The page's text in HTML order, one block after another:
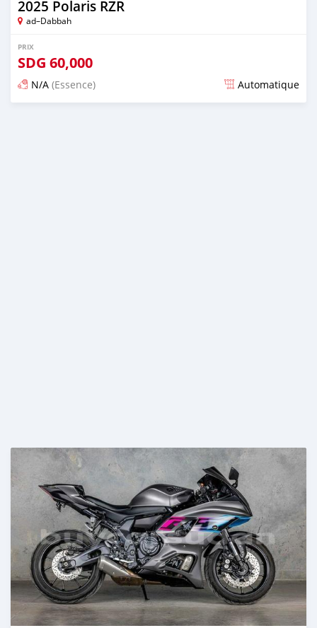
2025 Polaris RZR
ad–Dabbah
PRIX
SDG 60,000
N/A (Essence) Automatique